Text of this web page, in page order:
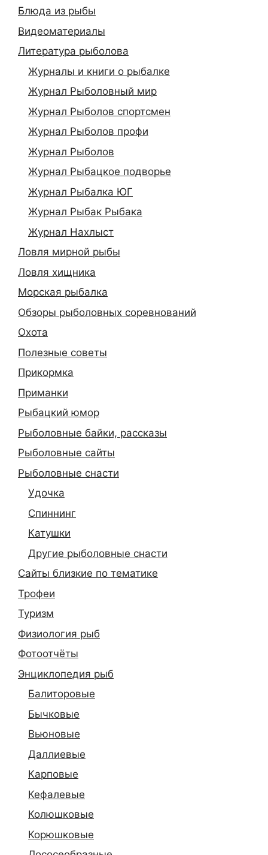
Блюда из рыбы
Видеоматериалы
Литература рыболова
Журналы и книги о рыбалке
Журнал Рыболовный мир
Журнал Рыболов спортсмен
Журнал Рыболов профи
Журнал Рыболов
Журнал Рыбацкое подворье
Журнал Рыбалка ЮГ
Журнал Рыбак Рыбака
Журнал Нахлыст
Ловля мирной рыбы
Ловля хищника
Морская рыбалка
Обзоры рыболовных соревнований
Охота
Полезные советы
Прикормка
Приманки
Рыбацкий юмор
Рыболовные байки, рассказы
Рыболовные сайты
Рыболовные снасти
Удочка
Спиннинг
Катушки
Другие рыболовные снасти
Сайты близкие по тематике
Трофеи
Туризм
Физиология рыб
Фотоотчёты
Энциклопедия рыб
Балиторовые
Бычковые
Вьюновые
Даллиевые
Карповые
Кефалевые
Колюшковые
Корюшковые